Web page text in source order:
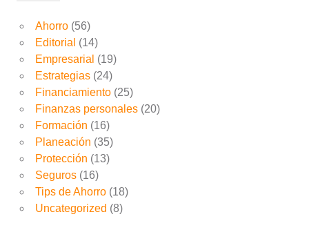
Ahorro(56)
Editorial (14)
Empresarial (19)
Estrategias(24)
Financiamiento(25)
Finanzas personales(20)
Formación (16)
Planeación (35)
Protección (13)
Seguros(16)
Tips de Ahorro(18)
Uncategorized (8)